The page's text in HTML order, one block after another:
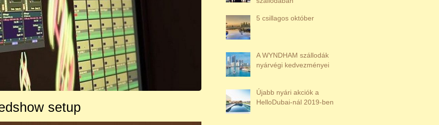
setup
5 csillagos október
A WYNDHAM szállodák
nyárvégi kedvezményei
Újabb nyári akciók a
HelloDubai-nál 2019-ben